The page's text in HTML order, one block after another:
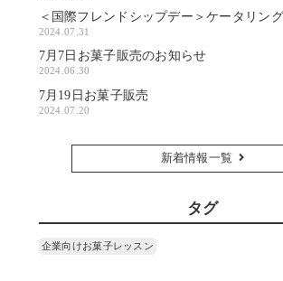
＜国際フレンドシップデー＞ケータリン
2024.07.31
7月7日お菓子販売のお知らせ
2024.06.30
7月19日お菓子販売
2024.07.20
新着情報一覧
タグ
企業向けお菓子レッスン